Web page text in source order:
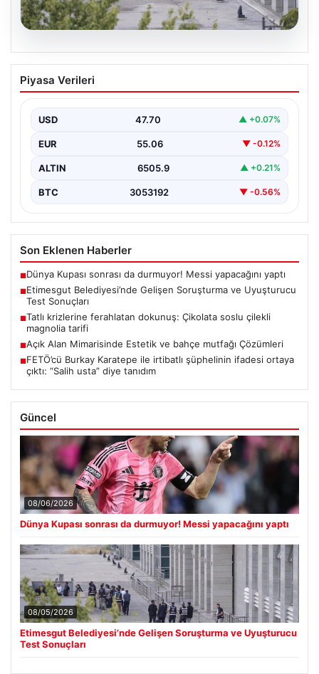
Etimesgut Belediyesi’nde Gelişen
Soruşturma ve Uyuşturucu Test
Son günlerde yayılan haberler, Etimesgut
seriyor. Soruşturma kapsamında,…
Piyasa Verileri
USD 47.70 ▲ +0.07%
EUR 55.06 ▼ -0.12%
ALTIN 6505.9 ▲ +0.21%
BTC 3053192 ▼ -0.56%
Son Eklenen Haberler
■Dünya Kupası sonrası da durmuyor! Messi yapacağını yaptı
■Etimesgut Belediyesi’nde Gelişen Soruşturma ve Uyuşturucu
Test Sonuçları
■Tatlı krizlerine ferahlatan dokunuş: Çikolata soslu çilekli
magnolia tarifi
■Açık Alan Mimarisinde Estetik ve bahçe mutfağı Çözümleri
■FETÖ’cü Burkay Karatepe ile irtibatlı şüphelinin ifadesi ortaya
çıktı: “Salih usta” diye tanıdım
Güncel
08/06/2026
Dünya Kupası sonrası da durmuyor! Messi yapacağını yaptı
08/05/2026
Etimesgut Belediyesi’nde Gelişen Soruşturma ve Uyuşturucu
Test Sonuçları